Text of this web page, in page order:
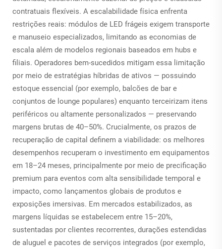
contratuais flexíveis. A escalabilidade física enfrenta
restrições reais: módulos de LED frágeis exigem transporte
e manuseio especializados, limitando as economias de
escala além de modelos regionais baseados em hubs e
filiais. Operadores bem-sucedidos mitigam essa limitação
por meio de estratégias híbridas de ativos — possuindo
estoque essencial (por exemplo, balcões de bar e
conjuntos de lounge populares) enquanto terceirizam itens
periféricos ou altamente personalizados — preservando
margens brutas de 40–50%. Crucialmente, os prazos de
recuperação de capital definem a viabilidade: os melhores
desempenhos recuperam o investimento em equipamentos
em 18–24 meses, principalmente por meio de precificação
premium para eventos com alta sensibilidade temporal e
impacto, como lançamentos globais de produtos e
exposições imersivas. Em mercados estabilizados, as
margens líquidas se estabelecem entre 15–20%,
sustentadas por clientes recorrentes, durações estendidas
de aluguel e pacotes de serviços integrados (por exemplo,